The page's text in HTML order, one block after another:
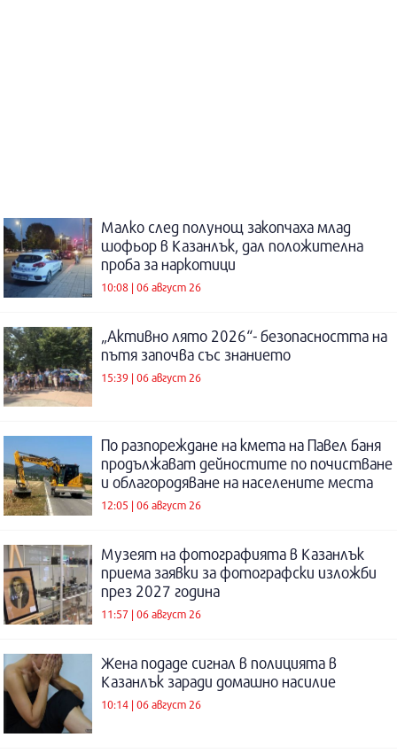
Малко след полунощ закопчаха млад
шофьор в Казанлък, дал положителна
проба за наркотици
10:08 | 06 август 26
„Активно лято 2026“- безопасността на
пътя започва със знанието
15:39 | 06 август 26
По разпореждане на кмета на Павел баня
продължават дейностите по почистване
и облагородяване на населените места
12:05 | 06 август 26
Музеят на фотографията в Казанлък
приема заявки за фотографски изложби
през 2027 година
11:57 | 06 август 26
Жена подаде сигнал в полицията в
Казанлък заради домашно насилие
10:14 | 06 август 26